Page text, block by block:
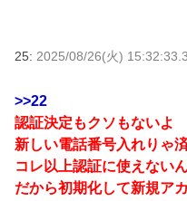
25: 2025/08/26(火)
>>22
認証決定もクソもないよ
新しい電話番号入れりゃ
コレ以上認証に使えない
だから初期化して新規ア